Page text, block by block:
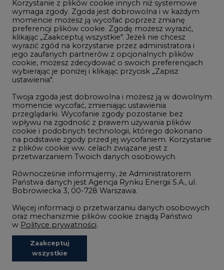
Wodór
Górnictwo
Zmiany klimatyczne
Atom
Offshore wind
Magazyny energii
Zielone samorządy
Zielona gospodarka
©2002-2021 - 2026-CIRE.PL Centrum Informacji o Rynku Energii
REDAKCJA@CIRE.PL REKLAMA@CIRE.PL
wyrazić zgód na korzystanie przez administratora i
jego zaufanych partnerów z opcjonalnych plików
cookie, możesz zdecydować o swoich preferencjach
wybierając je poniżej i klikając przycisk „Zapisz
ustawienia".
Twoja zgoda jest dobrowolna i możesz ją w dowolnym
momencie wycofać, zmieniając ustawienia
przeglądarki. Wycofanie zgody pozostanie bez
wpływu na zgodność z prawem używania plików
na podstawie zgody przed jej wycofaniem. Korzystanie
z plików cookie ww. celach związane jest z
przetwarzaniem Twoich danych osobowych.
Równocześnie informujemy, że Administratorem
Państwa danych jest Agencja Rynku Energii S.A., ul.
Bobrowiecka 3, 00-728 Warszawa.
oraz mechanizmie plików cookie znajdą Państwo
wPolityce prywatności.
wszystkie
Niezbędne pliki cookies
Funkcjonalne pliki cookies
Analityczne pliki cookies